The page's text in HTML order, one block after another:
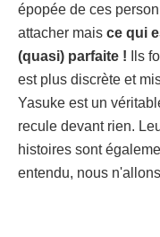
épopée de ces
attacher mais ce qui
(quasi) parfaite ! Ils
est plus discrète et
Yasuke est un
recule devant rien.
histoires sont
entendu, nous